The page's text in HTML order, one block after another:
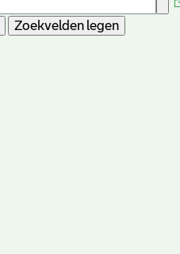
Zoekvelden legen